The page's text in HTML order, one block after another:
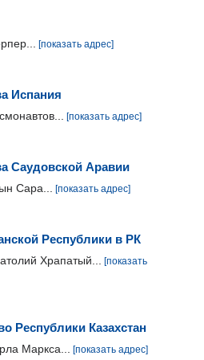
[показать адрес]
Испания
[показать адрес]
Саудовской Аравии
Сара...
[показать адрес]
Республики в РК
Храпатый...
[показать
Республики Казахстан
Маркса... [показать адрес]